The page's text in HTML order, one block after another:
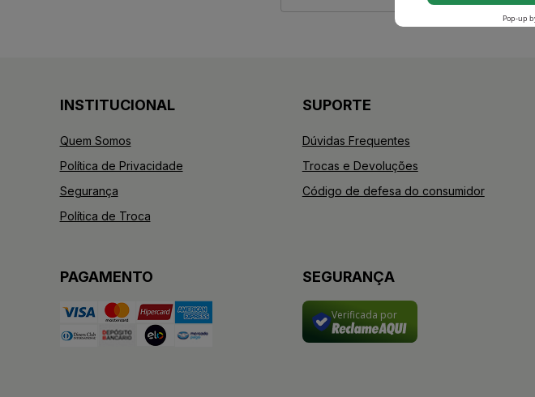
INSTITUCIONAL
Quem Somos
Política de Privacidade
Segurança
Política de Troca
SUPORTE
Dúvidas Frequentes
Trocas e Devoluções
Código de defesa do consumidor
PAGAMENTO SEGURANÇA
Verificada por